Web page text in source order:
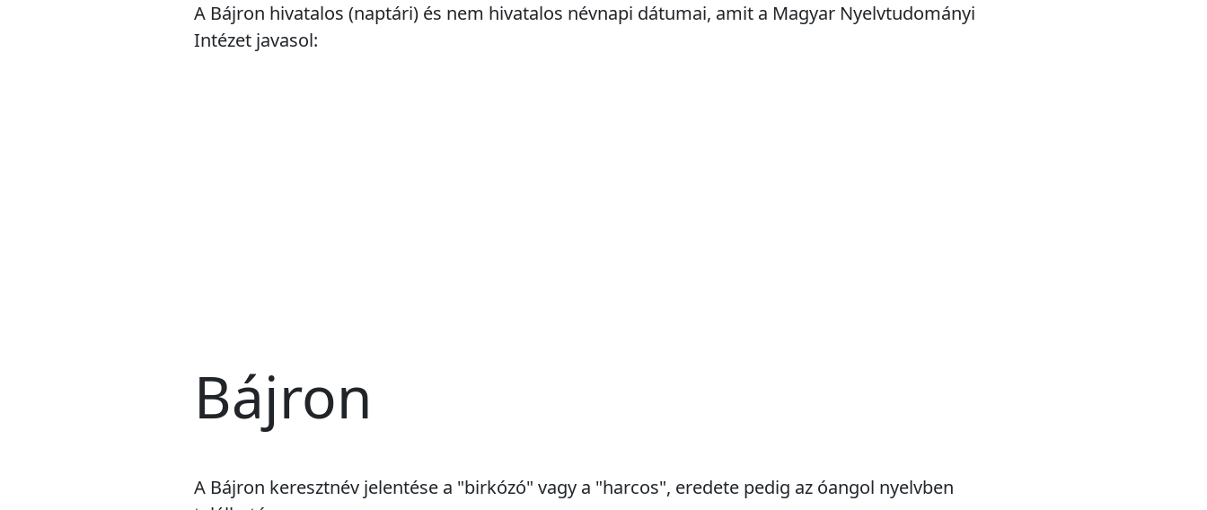
A Bájron hivatalos (naptári) és nem hivatalos névnapi dátumai, amit a Magyar Nyelvtudományi
Intézet javasol:
Bájron
A Bájron keresztnév jelentése a "birkózó" vagy a "harcos", eredete pedig az óangol nyelvben